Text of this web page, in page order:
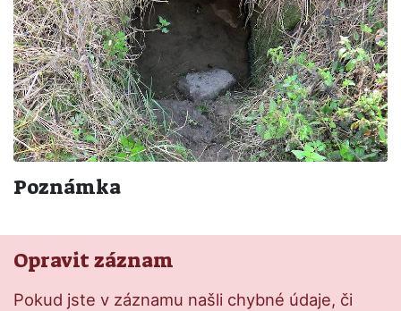
Poznámka
Opravit záznam
Pokud jste v záznamu našli chybné údaje, či